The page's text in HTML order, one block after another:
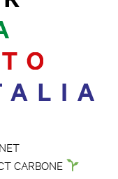
CARBONE